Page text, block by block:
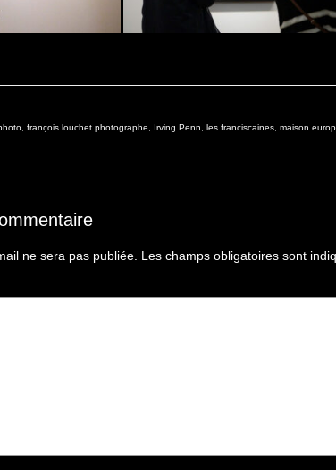
françois louchet photographe Irving Penn les franciscaines maison
ne sera pas publiée. Les champs obligatoires sont